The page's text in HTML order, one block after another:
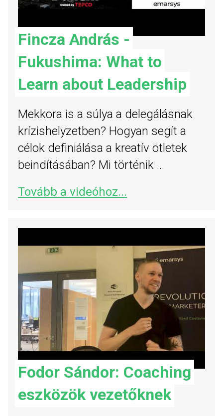
Fincza András -
Fukushima: What to
Learn about Leadership
Mekkora is a súlya a delegálásnak
krízishelyzetben? Hogyan segít a
célok definiálása a kreatív ötletek
beindításában? Mi történik ...
Tovább a videóhoz...
Fodor Sándor: Coaching
eszközök vezetőknek